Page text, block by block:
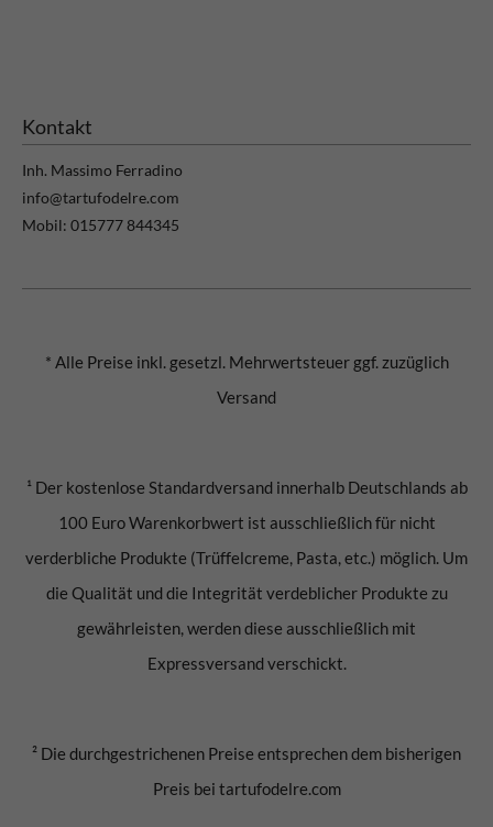
Kontakt
Inh. Massimo Ferradino
info@tartufodelre.com
Mobil: 015777 844345
* Alle Preise inkl. gesetzl. Mehrwertsteuer ggf. zuzüglich
Versand
¹ Der kostenlose Standardversand innerhalb Deutschlands ab
100 Euro Warenkorbwert ist ausschließlich für nicht
verderbliche Produkte (Trüffelcreme, Pasta, etc.) möglich. Um
die Qualität und die Integrität verdeblicher Produkte zu
gewährleisten, werden diese ausschließlich mit
Expressversand verschickt.
² Die durchgestrichenen Preise entsprechen dem bisherigen
Preis bei tartufodelre.com